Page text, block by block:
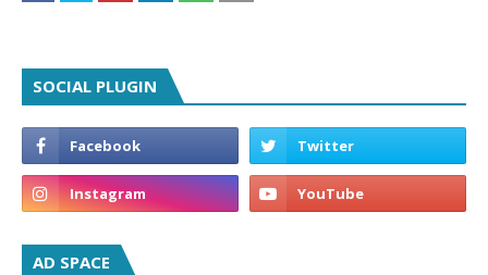
SOCIAL PLUGIN
AD SPACE